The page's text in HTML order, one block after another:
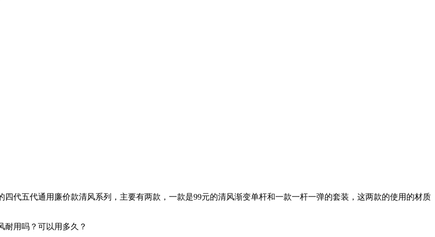
代五代通用廉价款清风系列，主要有两款，一款是99元的清风渐变单杆和一款一杆一弹的套装，这两款的使用的材质
耐用吗？可以用多久？